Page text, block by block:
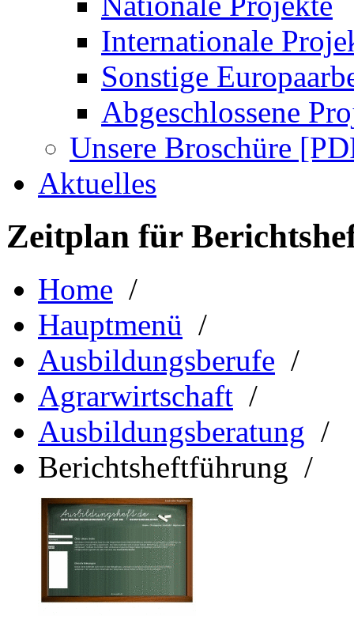
Internationale
Sonstige
Abgeschlossene
Unsere Broschüre
Aktuelles
Zeitplan für
Home /
Hauptmenü /
Ausbildungsberufe /
Agrarwirtschaft /
Ausbildungsberatung /
Berichtsheftführung /